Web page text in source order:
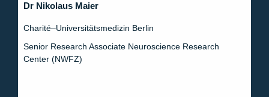
Dr Nikolaus Maier
Charité–Universitätsmedizin Berlin
Senior Research Associate Neuroscience Research
Center (NWFZ)